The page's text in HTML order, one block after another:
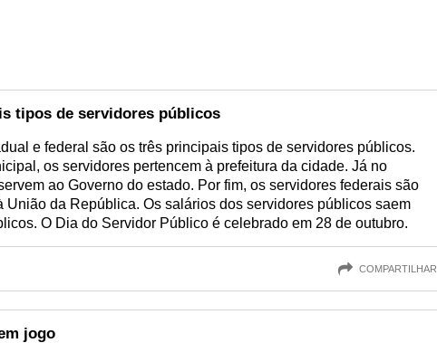
tipos de servidores públicos
e federal são os três principais tipos de servidores públicos.
os servidores pertencem à prefeitura da cidade. Já no
ao Governo do estado. Por fim, os servidores federais são
União da República. Os salários dos servidores públicos saem
O Dia do Servidor Público é celebrado em 28 de outubro.
COMPARTILHAR
jogo